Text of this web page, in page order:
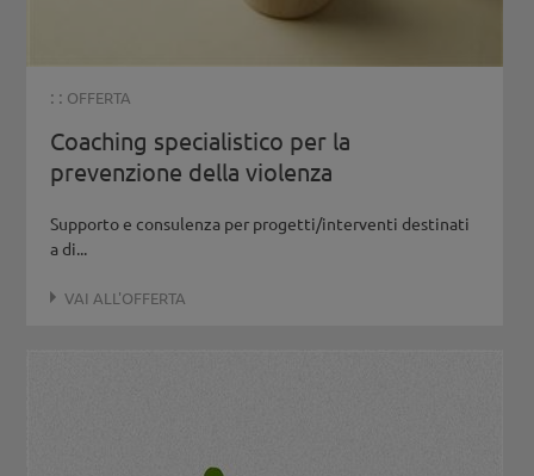
: : OFFERTA
Coaching specialistico per la
prevenzione della violenza
Supporto e consulenza per progetti/interventi destinati
a di...
VAI ALL'OFFERTA